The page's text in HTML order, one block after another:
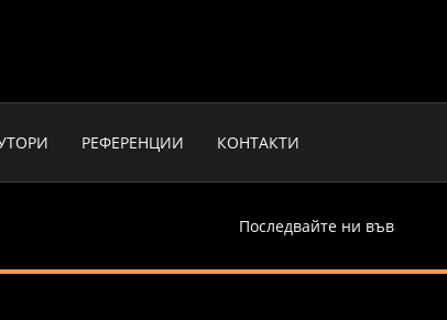
РЕФЕРЕНЦИИ КОНТАКТИ
Последвайте ни във